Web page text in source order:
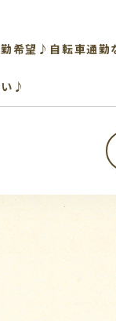
希望♪自転車通勤
♪